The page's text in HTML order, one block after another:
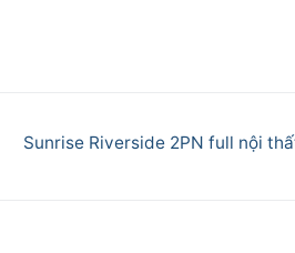
Next
Sunrise Riverside 2PN full nội